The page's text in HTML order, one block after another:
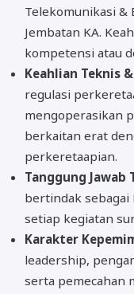
Telekomunikasi &
Jembatan KA.
kompetensi atau
Keahlian Teknis
regulasi
mengoperasikan
berkaitan erat
perkeretaapian.
Tanggung Jawab
bertindak sebagai
setiap kegiatan
Karakter
leadership,
serta pemecahan